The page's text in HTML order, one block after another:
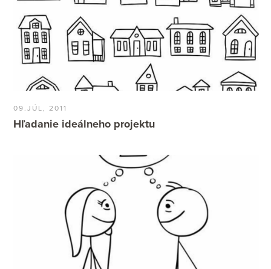
09.JÚL, 2011
Hľadanie ideálneho projektu